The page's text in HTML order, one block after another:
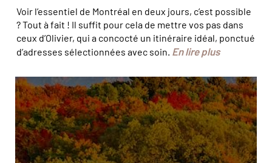
Voir l’essentiel de Montréal en deux jours, c’est possible
? Tout à fait ! Il suffit pour cela de mettre vos pas dans
ceux d’Olivier, qui a concocté un itinéraire idéal, ponctué
d’adresses sélectionnées avec soin. En lire plus